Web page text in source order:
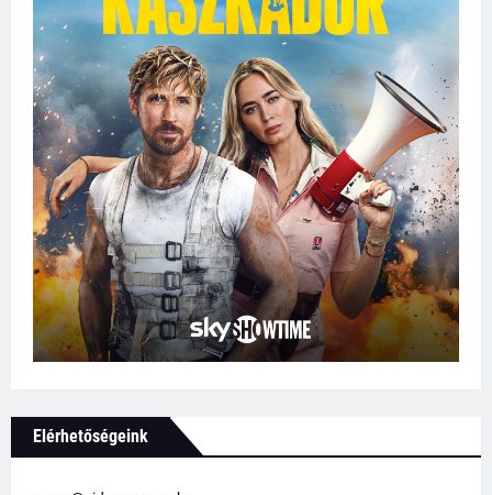
Elérhetőségeink